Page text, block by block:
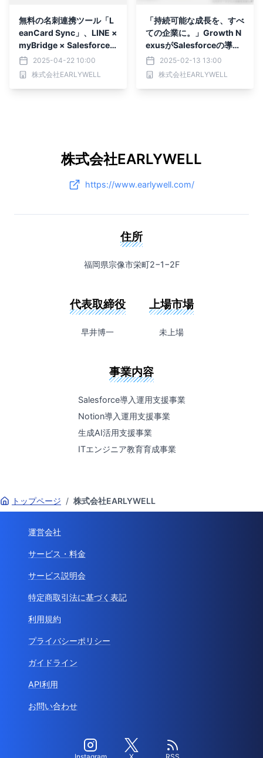
無料の名刺連携ツール「L
eanCard Sync」、LINE ×
myBridge × Salesforce
連携で中小企業の営業DX
を加速
2025-04-22 10:00
株式会社EARLYWELL
「持続可能な成長を、すべ
ての企業に。」Growth N
exusがSalesforceの導入
をシンプルにし、活用段階
に合わせた支援でDXを加
速！
2025-02-13 13:00
株式会社EARLYWELL
株式会社EARLYWELL
https://www.earlywell.com/
住所
福岡県宗像市栄町2−1−2F
代表取締役
早井博一
上場市場
未上場
事業内容
Salesforce導入運用支援事業
Notion導入運用支援事業
生成AI活用支援事業
ITエンジニア教育育成事業
トップページ / 株式会社EARLYWELL
運営会社
サービス・料金
サービス説明会
特定商取引法に基づく表記
利用規約
プライバシーポリシー
ガイドライン
API利用
お問い合わせ